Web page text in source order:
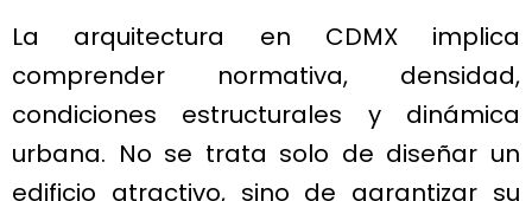
La arquitectura en CDMX implica
comprender normativa, densidad,
condiciones estructurales y dinámica
urbana. No se trata solo de diseñar un
edificio atractivo, sino de garantizar su